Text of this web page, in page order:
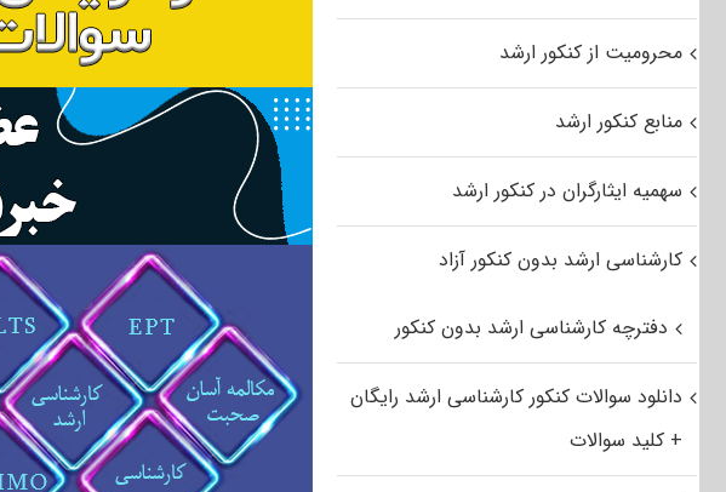
محرومیت از کنکور ارشد
منابع کنکور ارشد
سهمیه ایثارگران در کنکور ارشد
کارشناسی ارشد بدون کنکور آزاد
دفترچه کارشناسی ارشد بدون کنکور
دانلود سوالات کنکور کارشناسی ارشد رایگان
+ کلید سوالات